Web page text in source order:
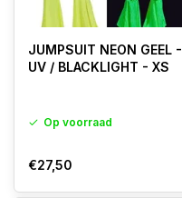
JUMPSUIT NEON GEEL -
UV / BLACKLIGHT - XS
Op voorraad
€27,50